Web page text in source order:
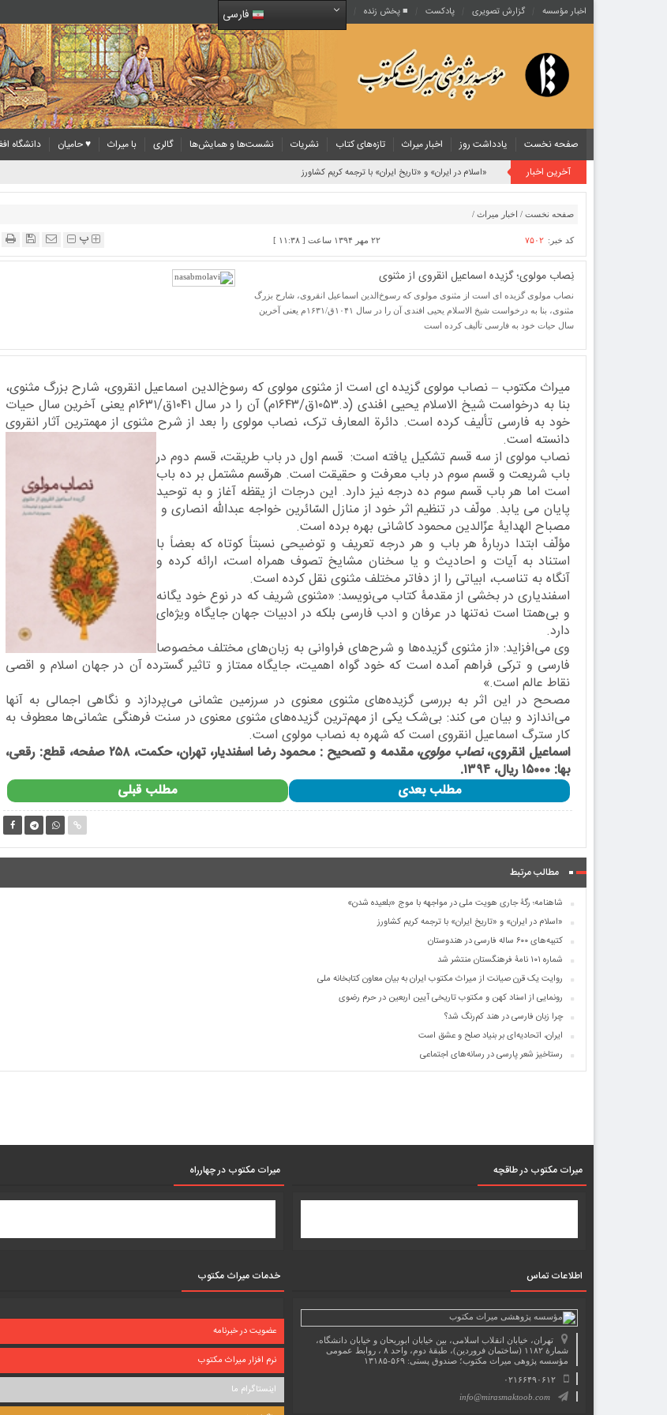
اخبار مؤسسه گزارش تصویری پادکست‌ ■ پخش زنده فارسی
صفحه نخست یادداشت روز اخبار میراث تازه‌های کتاب نشریات نشست‌ها و همایش‌ها گالری با میراث ♥ حامیان
دانشگاه
آخرین اخبار
«اسلام در ایران» و «تاریخ ایران» با ترجمه کریم کشاورز
صفحه نخست / اخبار میراث /
کد خبر: ۷۵۰۲ ۲۲ مهر ۱۳۹۴ ساعت [ ۱۱:۳۸ ]
پ
نِصاب مولوی؛ گزیده اسماعیل انقروی از مثنوی
نصاب مولوی گزیده ای است از مثنوی مولوی که رسوخ‌الدين‌ اسماعيل‌ انقروی، شارح بزرگ
مثنوی، بنا به درخواست شیخ الاسلام یحیی افندی آن را در سال ۱۰۴۱ق/۱۶۳۱م یعنی آخرین
سال حیات خود به فارسی تألیف کرده است
میراث مکتوب – نصاب مولوی گزیده ای است از مثنوی مولوی که رسوخ‌الدين‌ اسماعيل‌ انقروی، شارح بزرگ مثنوی،
بنا به درخواست شیخ الاسلام یحیی افندی (د.۱۰۵۳ق/۱۶۴۳م) آن را در سال ۱۰۴۱ق/۱۶۳۱م یعنی آخرین سال حیات
خود به فارسی تألیف کرده است. دائرة المعارف ترک، نصاب مولوی را بعد از شرح مثنوی از مهمترین آثار انقروی
دانسته است.
نصاب مولوی از سه قسم تشکیل یافته است: قسم اول در باب طریقت، قسم دوم در
باب شریعت و قسم سوم در باب معرفت و حقیقت است. هرقسم مشتمل بر ده باب
است اما هر باب قسم سوم ده درجه نیز دارد. این درجات از یقظه آغاز و به توحید
پایان می یابد. مولّف در تنظیم اثر خود از منازل السّائرین خواجه عبدالله انصاری و
مصباح الهدایۀ عزّالدین محمود کاشانی بهره برده است.
مؤلّف ابتدا دربارۀ هر باب و هر درجه تعریف و توضیحی نسبتاً کوتاه که بعضاً با
استناد به آیات و احادیث و یا سخنان مشایخ تصوف همراه است، ارائه کرده و
آنگاه به تناسب، ابیاتی را از دفاتر مختلف مثنوی نقل کرده است.
اسفندیاری در بخشی از مقدمۀ کتاب می‌نویسد: «مثنوی شریف که در نوع خود یگانه
و بی‌همتا است نه‌تنها در عرفان و ادب فارسی بلکه در ادبیات جهان جایگاه ویژه‌ای
دارد.
وی می‌افزاید: «از مثنوی گزیده‌ها و شرح‌های فراوانی به زبان‌های مختلف مخصوصا
فارسی و ترکی فراهم آمده است که خود گواه اهمیت، جایگاه ممتاز و تاثیر گسترده آن در جهان اسلام و اقصی
نقاط عالم است.»
مصحح در این اثر به بررسی گزیده‌های مثنوی معنوی در سرزمین عثمانی می‌پردازد و نگاهی اجمالی به آنها
می‌اندازد و بیان می کند: بی‌شک یکی از مهم‌ترین گزیده‌های مثنوی معنوی در سنت فرهنگی عثمانی‌ها معطوف به
کار سترگ اسماعیل انقروی است که شهره به نصاب مولوی است.
اسماعیل انقروی،نصاب مولوی
، مقدمه و تصحیح : محمود رضا اسفندیار، تهران، حکمت، ۲۵۸ صفحه، قطع: رقعی،
بها: ۱۵۰۰۰ ریال، ۱۳۹۴.
مطلب قبلی
مطلب بعدی
مطالب مرتبط
شاهنامه؛ رگۀ جاری هویت ملی در مواجهه با موج «بلعیده شدن»
«اسلام در ایران» و «تاریخ ایران» با ترجمه کریم کشاورز
کتیبه‌های ۶۰۰ ساله فارسی در هندوستان
شماره ۱۰۱ نامۀ فرهنگستان منتشر شد
روایت یک قرن صیانت از میراث مکتوب ایران به بیان معاون کتابخانه ملی
رونمایی از اسناد کهن و مکتوب تاریخی آیین اربعین در حرم رضوی
چرا زبان فارسی در هند کم‌رنگ شد؟
ایران، اتحادیه‌ای بر بنیاد صلح و عشق است
رستاخیز شعر پارسی در رسانه‌های اجتماعی
میرات مکتوب در طاقچه
اطلاعات تماس
تهران، خیابان انقلاب اسلامی، بین خیابان ابوریحان و خیابان دانشگاه،
شمارۀ ۱۱۸۲ (ساختمان فروردین)، طبقۀ دوم، واحد ۸ ، روابط عمومی
مؤسسه پژوهی میراث مکتوب؛ صندوق پستی: ۵۶۹-۱۳۱۸۵
۰۲۱۶۶۴۹۰۶۱۲
info@mirasmaktoob.com
میرات مکتوب در چهارراه
خدمات میراث مکتوب
عضویت در خبرنامه
نرم افزار میراث مکتوب
اینستاگرام ما